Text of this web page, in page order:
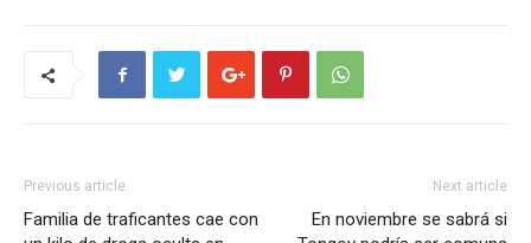
Previous article
Familia de traficantes cae con
Next article
En noviembre se sabrá si